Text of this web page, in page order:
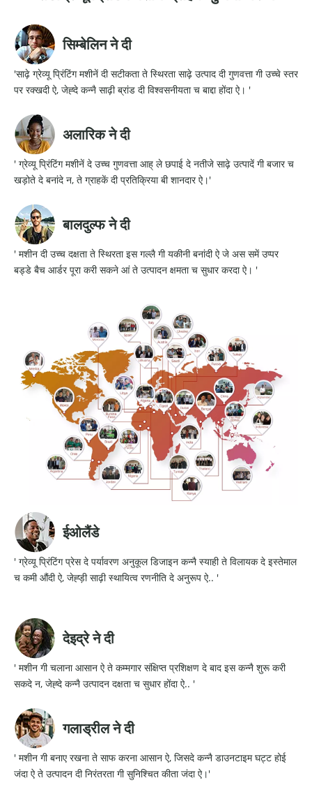
सिम्बेलिन ने दी
'साढ़े ग्रेव्यू प्रिंटिंग मशीनें दी सटीकता ते स्थिरता साढ़े उत्पाद दी गुणवत्ता गी उच्चे स्तर
पर रक्खदी ऐ, जेह्दे कन्नै साढ़ी ब्रांड दी विश्वसनीयता च बाद्दा होंदा ऐ। '
अलारिक ने दी
' ग्रेव्यू प्रिंटिंग मशीनें दे उच्च गुणवत्ता आह् ले छपाई दे नतीजे साढ़े उत्पादें गी बजार च
खड़ोते दे बनांदे न, ते ग्राहकें दी प्रतिक्रिया बी शानदार ऐ।'
बालदुल्फ ने दी
' मशीन दी उच्च दक्षता ते स्थिरता इस गल्लै गी यकीनी बनांदी ऐ जे अस समें उप्पर
बड्डे बैच आर्डर पूरा करी सकने आं ते उत्पादन क्षमता च सुधार करदा ऐ। '
ईओलैंडे
' ग्रेव्यू प्रिंटिंग प्रेस दे पर्यावरण अनुकूल डिजाइन कन्नै स्याही ते विलायक दे इस्तेमाल
च कमी औंदी ऐ, जेह्ड़ी साढ़ी स्थायित्व रणनीति दे अनुरूप ऐ.. '
देइद्रे ने दी
' मशीन गी चलाना आसान ऐ ते कम्मगार संक्षिप्त प्रशिक्षण दे बाद इस कन्नै शुरू करी
सकदे न, जेह्दे कन्नै उत्पादन दक्षता च सुधार होंदा ऐ.. '
गलाड्रील ने दी
' मशीन गी बनाए रखना ते साफ करना आसान ऐ, जिसदे कन्नै डाउनटाइम घट्ट होई
जंदा ऐ ते उत्पादन दी निरंतरता गी सुनिश्चित कीता जंदा ऐ।'